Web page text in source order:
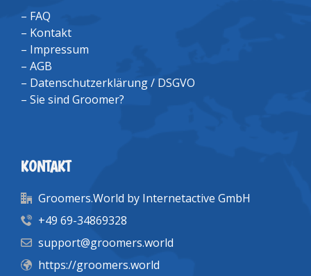
– FAQ
– Kontakt
– Impressum
– AGB
– Datenschutzerklärung / DSGVO
– Sie sind Groomer?
KONTAKT
Groomers.World by Internetactive GmbH
+49 69-34869328
support@groomers.world
https://groomers.world